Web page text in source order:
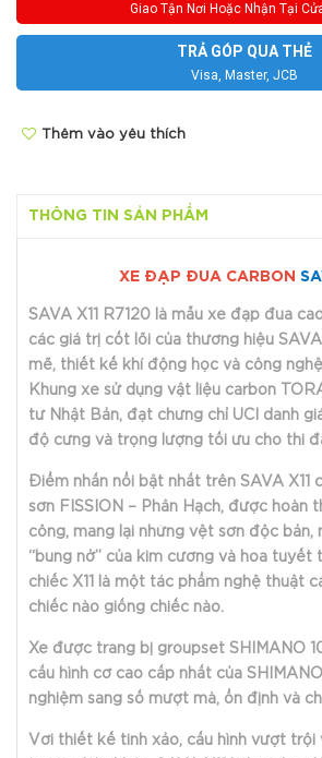
Giao Tận Nơi Hoặc Nhận Tại
TRẢ GÓP QUA THẺ
Visa, Master, JCB
Thêm vào yêu thích
THÔNG TIN SẢN PHẨM
XE ĐẠP ĐUA CARBON
SAVA X11 R7120 là mẫu xe đạp đua
các giá trị cốt lõi của thương hiệu
mẽ, thiết kế khí động học và công
Khung xe sử dụng vật liệu carbon
từ Nhật Bản, đạt chứng chỉ UCI danh
độ cứng và trọng lượng tối ưu cho thi
Điểm nhấn nổi bật nhất trên SAVA X11
sơn FISSION – Phân Hạch, được hoàn
công, mang lại những vệt sơn độc bản,
“bung nở” của kim cương và hoa tuyết
chiếc X11 là một tác phẩm nghệ thuật
chiếc nào giống chiếc nào.
Xe được trang bị groupset SHIMANO
cấu hình cơ cao cấp nhất của
nghiệm sang số mượt mà, ổn định và
Với thiết kế tinh xảo, cấu hình vượt trội